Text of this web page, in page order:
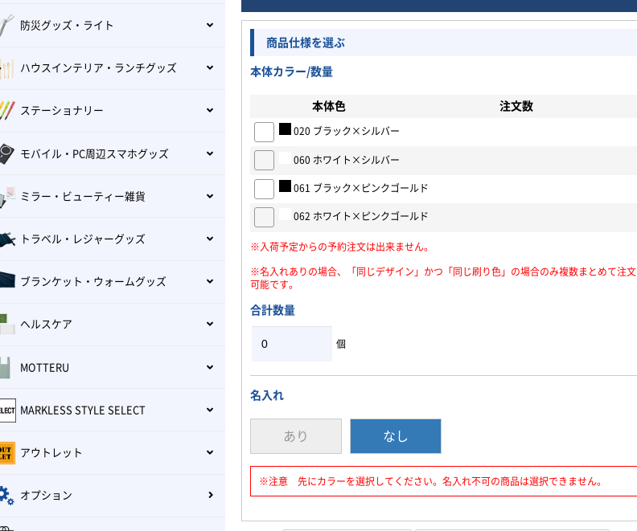
商品仕様を選ぶ
本体カラー/数量
本体色 注文数
020 ブラック×シルバー
060 ホワイト×シルバー
061 ブラック×ピンクゴールド
062 ホワイト×ピンクゴールド
※入荷予定からの予約注文は出来ません。
※名入れありの場合、「同じデザイン」かつ「同じ刷り色」の場合のみ複数まとめて注文
可能です。
合計数量
個
名入れ
あり なし
※注意 先にカラーを選択してください。名入れ不可の商品は選択できません。
防災グッズ・ライト
ハウスインテリア・ランチグッズ
ステーショナリー
モバイル・PC周辺スマホグッズ
ミラー・ビューティー雑貨
トラベル・レジャーグッズ
ブランケット・ウォームグッズ
ヘルスケア
MOTTERU
MARKLESS STYLE SELECT
アウトレット
オプション